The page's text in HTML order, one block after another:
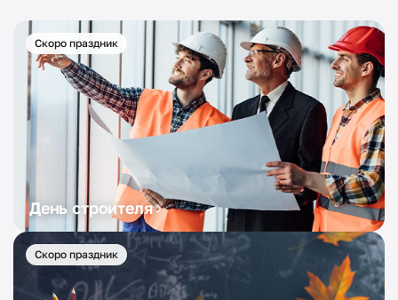
Скоро праздник
День строителя
Скоро праздник